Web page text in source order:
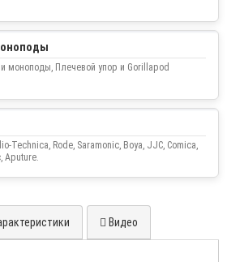
моноподы, Плечевой упор и Gorillapod
Technica, Rode, Saramonic, Boya, JJC, Comica,
Aputure.
Видео